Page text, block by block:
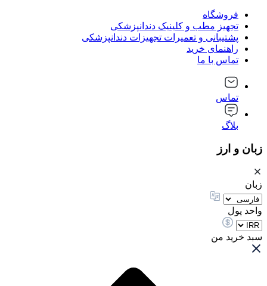
فروشگاه
تجهیز مطب و کلینیک دندانپزشکی
پشتیبانی و تعمیرات تجهیزات دندانپزشکی
راهنمای خرید
تماس با ما
تماس
بلاگ
زبان و ارز
زبان
واحد پول
سبد خرید من